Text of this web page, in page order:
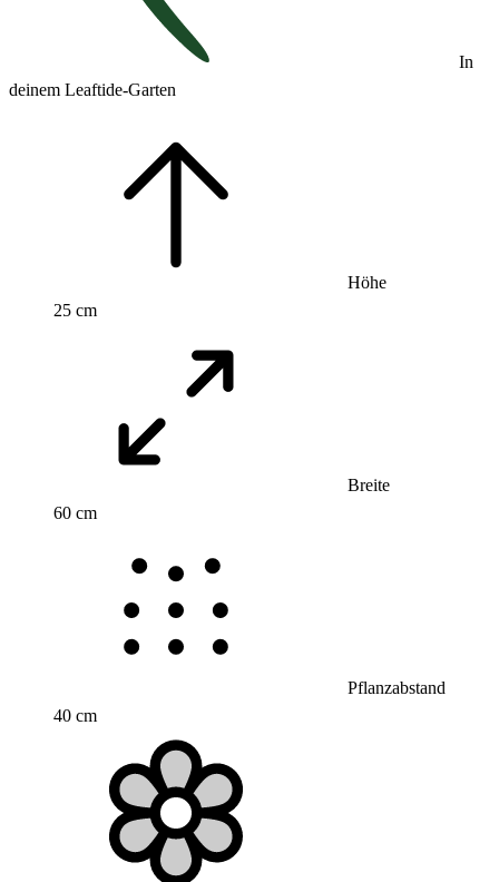
In
deinem Leaftide-Garten
Höhe
25 cm
Breite
60 cm
Pflanzabstand
40 cm